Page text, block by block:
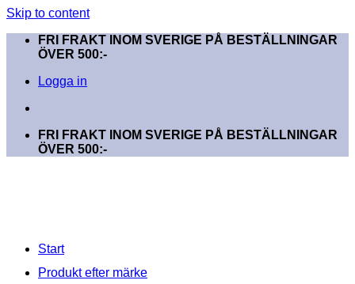
Skip to content
FRI FRAKT INOM SVERIGE PÅ BESTÄLLNINGAR
ÖVER 500:-
Logga in
FRI FRAKT INOM SVERIGE PÅ BESTÄLLNINGAR
ÖVER 500:-
Start
Produkt efter märke